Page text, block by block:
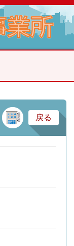
建
戻る